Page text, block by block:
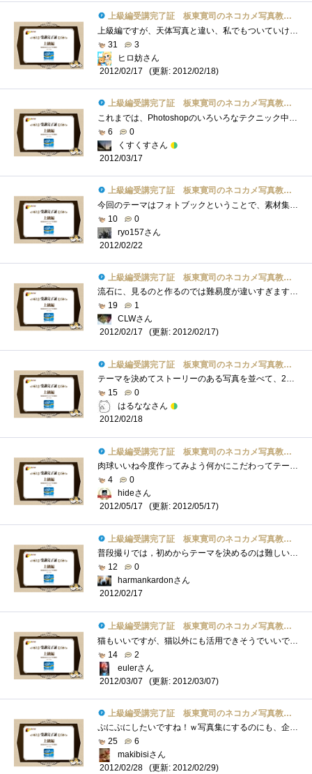
上級編受講完了証 板東寛司のネコカメ写真教室パート2
上級編ですが、天体写真と違い、私でもついていけそうです。肉球可愛いですね。私は、ネコ繋がりでこれとか、肉球マウスパッドネコ耳イヤホ�...
31
3
ヒロ妨さん
2012/02/17
(更新: 2012/02/18)
上級編受講完了証 板東寛司のネコカメ写真教室パート2
これまでは、Photoshopのいろいろなテクニック中心でしたが、今回のフォトブックなら敷居も高くなく挑戦してみても良さそうな内容だったと思い�...
6
0
くすくすさん
2012/03/17
上級編受講完了証 板東寛司のネコカメ写真教室パート2
今回のテーマはフォトブックということで、素材集めから編集など結構な手間がかかってますね。でも、手間がかかってもペットのフォトブック�...
10
0
ryo157さん
2012/02/22
上級編受講完了証 板東寛司のネコカメ写真教室パート2
流石に、見るのと作るのでは難易度が違いすぎますね。(笑)それでも、猫以外でも使えそうなので、Webとか参考になりました。・・・よかったよか...
19
1
CLWさん
2012/02/17
(更新: 2012/02/17)
上級編受講完了証 板東寛司のネコカメ写真教室パート2
テーマを決めてストーリーのある写真を並べて、20ページの冊子作り写真選びのセンスとストーリーで、かなり本格的な写真集になりそうです。
15
0
はるななさん
2012/02/18
上級編受講完了証 板東寛司のネコカメ写真教室パート2
肉球いいね今度作ってみよう何かにこだわってテーマを決めると良い物が出来そうラフイメージを作ると確かにわかりやすいですなあ
4
0
hideさん
2012/05/17
(更新: 2012/05/17)
上級編受講完了証 板東寛司のネコカメ写真教室パート2
普段撮りでは，初めからテーマを決めるのは難しいです．でも，そうしないといいフォトブックは作れないということがわかりました．
12
0
harmankardonさん
2012/02/17
上級編受講完了証 板東寛司のネコカメ写真教室パート2
猫もいいですが、猫以外にも活用できそうでいいですね。というか所々に出てくる肉球が・・・あれだけ立体にしてほしい・・・ぷにぷにしたい�...
14
2
eulerさん
2012/03/07
(更新: 2012/03/07)
上級編受講完了証 板東寛司のネコカメ写真教室パート2
ぷにぷにしたいですね！ｗ写真集にするのにも、企画書を書いたりするのですね。いつか、子供の写真を使って写真集を作ってみたいですね。＾＾
25
6
makibisiさん
2012/02/28
(更新: 2012/02/29)